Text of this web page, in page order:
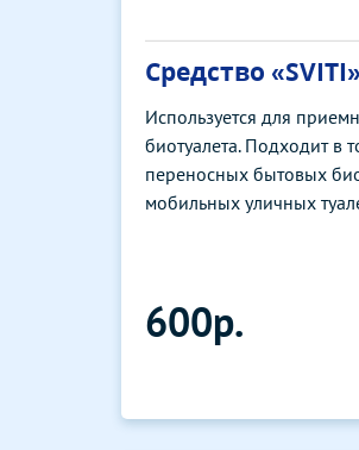
Средство
Используется для
биотуалета. Подходит в
переносных бытовых
мобильных уличных
600р.